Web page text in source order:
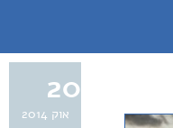
20
אוק 2014